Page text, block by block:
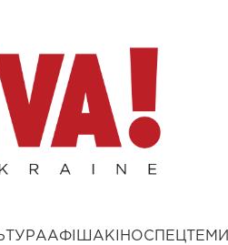
АФІША КІНОСПЕЦТЕМИ